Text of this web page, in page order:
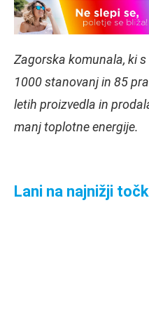
Zagorska komunala, ki
1000 stanovanj in 85
letih proizvedla in
manj toplotne energije.
Lani na najnižji